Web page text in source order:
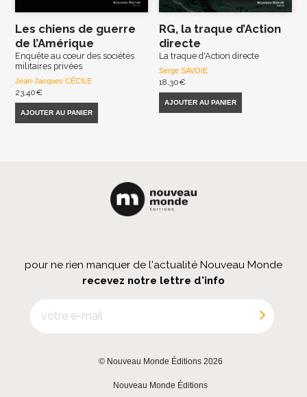
Les chiens de guerre
de l’Amérique
Enquête au cœur des sociétés
militaires privées
Jean-Jacques CÉCILE
23,40€
AJOUTER AU PANIER
RG, la traque d’Action
directe
La traque d'Action directe
Serge SAVOIE
18,30€
AJOUTER AU PANIER
pour ne rien manquer de l'actualité Nouveau Monde
recevez notre lettre d'info
© Nouveau Monde Éditions 2026
Nouveau Monde Éditions